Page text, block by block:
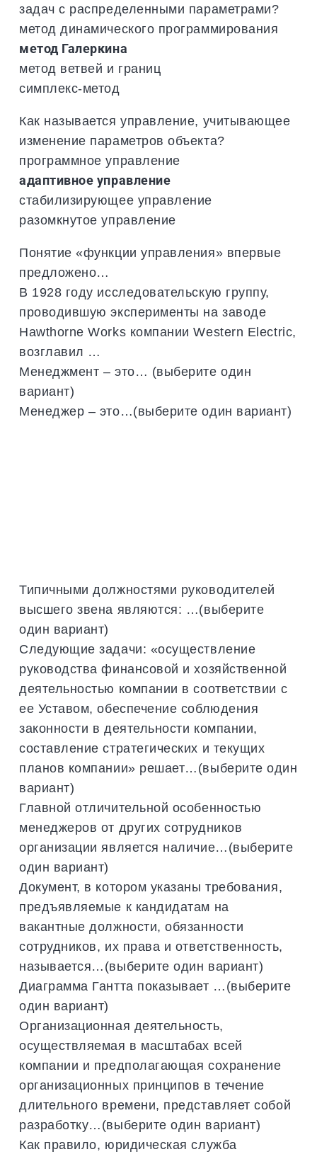
задач с распределенными параметрами?
метод динамического программирования
метод Галеркина
метод ветвей и границ
симплекс-метод
Как называется управление, учитывающее
изменение параметров объекта?
программное управление
адаптивное управление
стабилизирующее управление
разомкнутое управление
Понятие «функции управления» впервые
предложено…
В 1928 году исследовательскую группу,
проводившую эксперименты на заводе
Hawthorne Works компании Western Electric,
возглавил …
Менеджмент – это… (выберите один
вариант)
Менеджер – это…(выберите один вариант)
Типичными должностями руководителей
высшего звена являются: …(выберите
один вариант)
Следующие задачи: «осуществление
руководства финансовой и хозяйственной
деятельностью компании в соответствии с
ее Уставом, обеспечение соблюдения
законности в деятельности компании,
составление стратегических и текущих
планов компании» решает…(выберите один
вариант)
Главной отличительной особенностью
менеджеров от других сотрудников
организации является наличие…(выберите
один вариант)
Документ, в котором указаны требования,
предъявляемые к кандидатам на
вакантные должности, обязанности
сотрудников, их права и ответственность,
называется…(выберите один вариант)
Диаграмма Гантта показывает …(выберите
один вариант)
Организационная деятельность,
осуществляемая в масштабах всей
компании и предполагающая сохранение
организационных принципов в течение
длительного времени, представляет собой
разработку…(выберите один вариант)
Как правило, юридическая служба